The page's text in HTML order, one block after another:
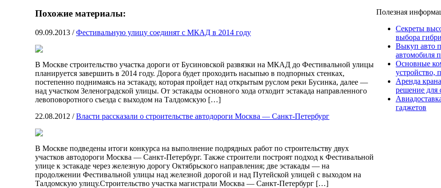
Похожие материалы:
09.09.2013 /Фестивальную улицу соединят с МКАД в 2014 году
В Москве строительство участка дороги от Бусиновской развязки на МКАД до Фестивальной улицы
планируется завершить в 2014 году. Дорога будет проходить насыпью в подпорных стенках,
постепенно поднимаясь на эстакаду, которая пройдет над открытым руслом реки Бусинка, далее —
над участком Зеленоградской улицы. От эстакады основного хода отходит эстакада направленного
левоповоротного съезда с выходом на Талдомскую […]
22.08.2012 /Власти рассказали о строительстве автодороги Москва — Санкт-Петербург
В Москве подведены итоги конкурса на выполнение подрядных работ по строительству двух
участков автодороги Москва — Санкт-Петербург. Также строители построят подход к Фестивальной
улице к эстакаде через железную дорогу Октябрьского направления; две эстакады — на
продолжении Фестивальной улицы над железной дорогой и над Путейской улицей с выходом на
Талдомскую улицу.Строительство участка магистрали Москва — Санкт-Петербург […]
Полезная
Секреты
выбора
Выкуп авто
автомобиля
Основные
устройство,
Аренда
решение для
гаджетов